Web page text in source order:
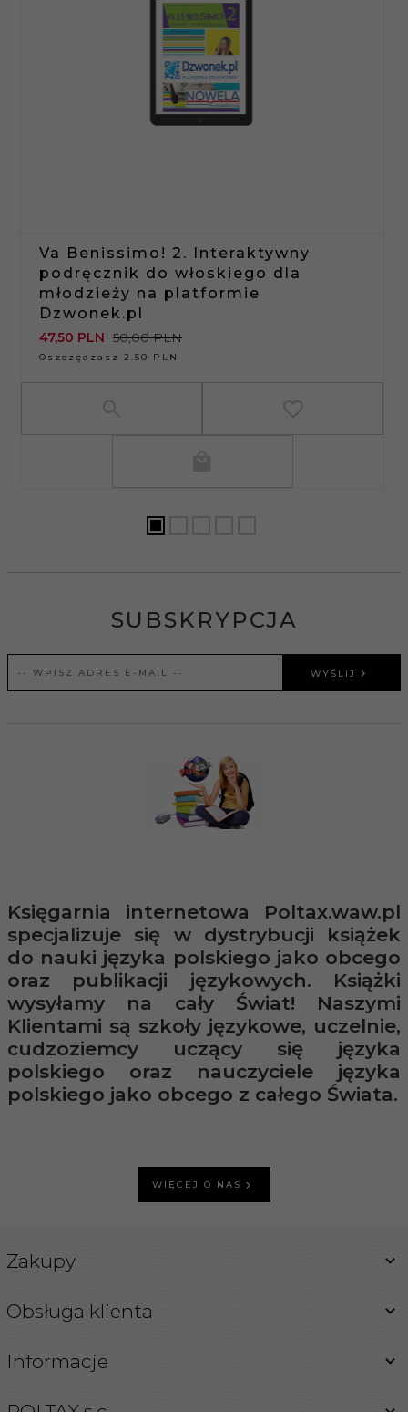
Va Benissimo! 2. Interaktywny
podręcznik do włoskiego dla
młodzieży na platformie
Dzwonek.pl
47,50 PLN 50,00 PLN
Oszczędzasz 2.50 PLN
SUBSKRYPCJA
WYŚLIJ
Księgarnia internetowa Poltax.waw.pl
specjalizuje się w dystrybucji książek
do nauki języka polskiego jako obcego
oraz publikacji językowych. Książki
wysyłamy na cały Świat! Naszymi
Klientami są szkoły językowe, uczelnie,
cudzoziemcy uczący się języka
polskiego oraz nauczyciele języka
polskiego jako obcego z całego Świata.
WIĘCEJ O NAS
Zakupy
Obsługa klienta
Informacje